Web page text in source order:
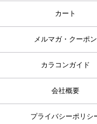
カート
メルマガ・クーポン
カラコンガイド
会社概要
プライバシーポリシ